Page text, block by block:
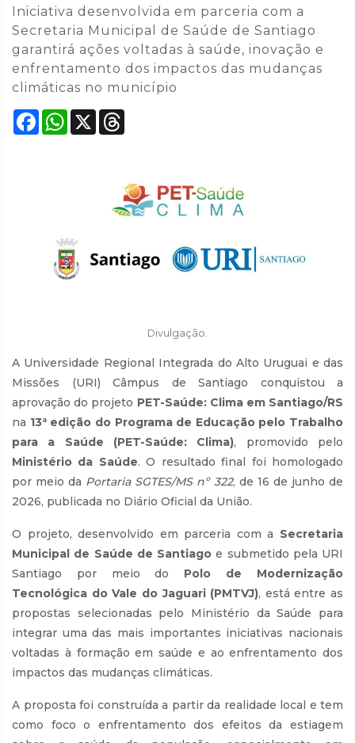
Iniciativa desenvolvida em parceria com a
Secretaria Municipal de Saúde de Santiago
garantirá ações voltadas à saúde, inovação e
enfrentamento dos impactos das mudanças
climáticas no município
Facebook
WhatsApp
X Threads
Divulgação.
A Universidade Regional Integrada do Alto Uruguai e das
Missões (URI) Câmpus de Santiago conquistou a
aprovação do projeto PET-Saúde: Clima em Santiago/RS
na 13ª edição do Programa de Educação pelo Trabalho
para a Saúde (PET-Saúde: Clima), promovido pelo
Ministério da Saúde. O resultado final foi homologado
por meio da Portaria SGTES/MS nº 322, de 16 de junho de
2026, publicada no Diário Oficial da União.
O projeto, desenvolvido em parceria com a Secretaria
Municipal de Saúde de Santiago e submetido pela URI
Santiago por meio do Polo de Modernização
Tecnológica do Vale do Jaguari (PMTVJ), está entre as
propostas selecionadas pelo Ministério da Saúde para
integrar uma das mais importantes iniciativas nacionais
voltadas à formação em saúde e ao enfrentamento dos
impactos das mudanças climáticas.
A proposta foi construída a partir da realidade local e tem
como foco o enfrentamento dos efeitos da estiagem